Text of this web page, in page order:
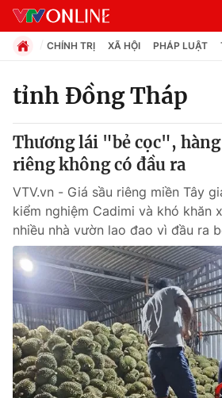
Chuyên mục
Chính trị
Xã hội
Pháp luật
Y tế
Thế giới
Tin tức
Kinh tế
CHÍNH TRỊ XÃ HỘI PHÁP LUẬT
tỉnh Đồng Tháp
Thương lái "bẻ cọc",
riêng không có đầu ra
VTV.vn - Giá sầu riêng miền Tây
kiểm nghiệm Cadimi và khó khăn
nhiều nhà vườn lao đao vì đầu ra